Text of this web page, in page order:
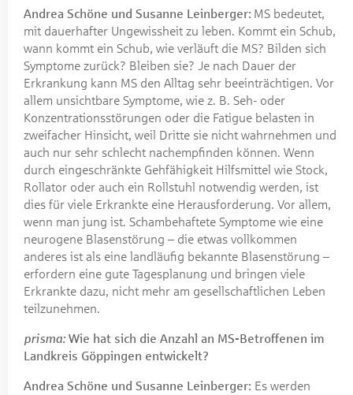
Andrea Schöne und Susanne Leinberger: MS bedeutet,
mit dauerhafter Ungewissheit zu leben. Kommt ein Schub,
wann kommt ein Schub, wie verläuft die MS? Bilden sich
Symptome zurück? Bleiben sie? Je nach Dauer der
Erkrankung kann MS den Alltag sehr beeinträchtigen. Vor
allem unsichtbare Symptome, wie z. B. Seh- oder
Konzentrationsstörungen oder die Fatigue belasten in
zweifacher Hinsicht, weil Dritte sie nicht wahrnehmen und
auch nur sehr schlecht nachempfinden können. Wenn
durch eingeschränkte Gehfähigkeit Hilfsmittel wie Stock,
Rollator oder auch ein Rollstuhl notwendig werden, ist
dies für viele Erkrankte eine Herausforderung. Vor allem,
wenn man jung ist. Schambehaftete Symptome wie eine
neurogene Blasenstörung – die etwas vollkommen
anderes ist als eine landläufig bekannte Blasenstörung –
erfordern eine gute Tagesplanung und bringen viele
Erkrankte dazu, nicht mehr am gesellschaftlichen Leben
teilzunehmen.
prisma: Wie hat sich die Anzahl an MS-Betroffenen im
Landkreis Göppingen entwickelt?
Andrea Schöne und Susanne Leinberger: Es werden